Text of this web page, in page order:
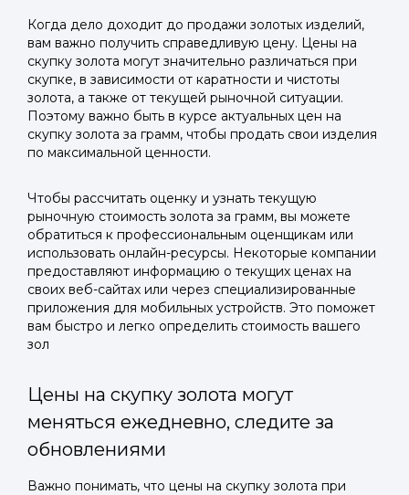
Когда дело доходит до продажи золотых изделий,
вам важно получить справедливую цену. Цены на
скупку золота могут значительно различаться при
скупке, в зависимости от каратности и чистоты
золота, а также от текущей рыночной ситуации.
Поэтому важно быть в курсе актуальных цен на
скупку золота за грамм, чтобы продать свои изделия
по максимальной ценности.
Чтобы рассчитать оценку и узнать текущую
рыночную стоимость золота за грамм, вы можете
обратиться к профессиональным оценщикам или
использовать онлайн-ресурсы. Некоторые компании
предоставляют информацию о текущих ценах на
своих веб-сайтах или через специализированные
приложения для мобильных устройств. Это поможет
вам быстро и легко определить стоимость вашего
зол
Цены на скупку золота могут
меняться ежедневно, следите за
обновлениями
Важно понимать, что цены на скупку золота при